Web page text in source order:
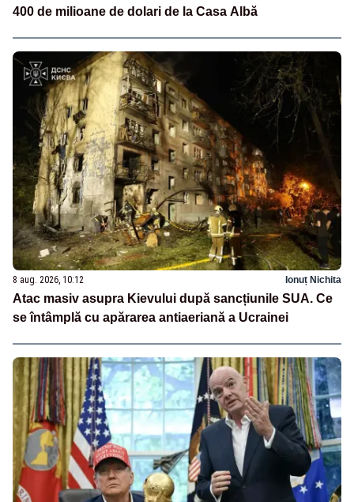
400 de milioane de dolari de la Casa Albă
8 aug. 2026, 10:12 Ionuț Nichita
Atac masiv asupra Kievului după sancțiunile SUA. Ce
se întâmplă cu apărarea antiaeriană a Ucrainei